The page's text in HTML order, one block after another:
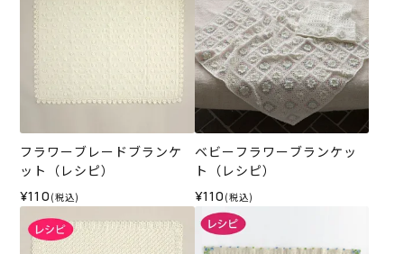
フラワーブレードブランケ
ット（レシピ）
¥110 (税込)
ベビーフラワーブランケッ
ト（レシピ）
¥110 (税込)